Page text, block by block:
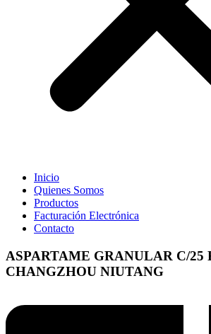
Inicio
Quienes Somos
Productos
Facturación Electrónica
Contacto
ASPARTAME GRANULAR C/25
CHANGZHOU NIUTANG